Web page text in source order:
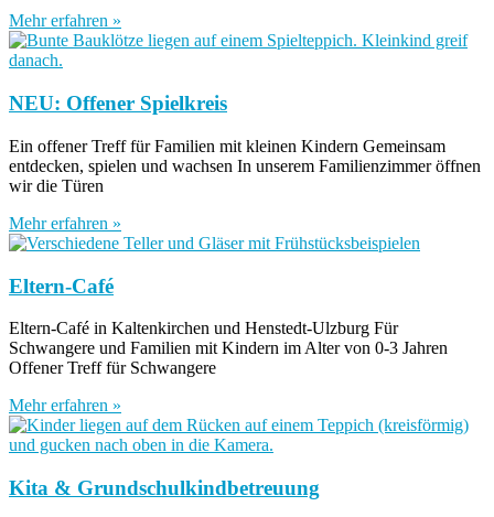
Mehr erfahren »
NEU: Offener Spielkreis
Ein offener Treff für Familien mit kleinen Kindern Gemeinsam
entdecken, spielen und wachsen In unserem Familienzimmer öffnen
wir die Türen
Mehr erfahren »
Eltern-Café
Eltern-Café in Kaltenkirchen und Henstedt-Ulzburg Für
Schwangere und Familien mit Kindern im Alter von 0-3 Jahren
Offener Treff für Schwangere
Mehr erfahren »
Kita & Grundschulkindbetreuung